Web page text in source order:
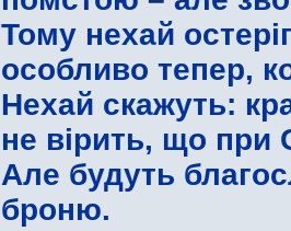
Тому нехай
особливо тепер,
Нехай скажуть:
не вірить, що при
Але будуть
броню.